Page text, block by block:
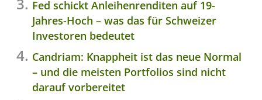
Fed schickt Anleihenrenditen auf 19-
Jahres-Hoch – was das für Schweizer
Investoren bedeutet
Candriam: Knappheit ist das neue Normal
– und die meisten Portfolios sind nicht
darauf vorbereitet